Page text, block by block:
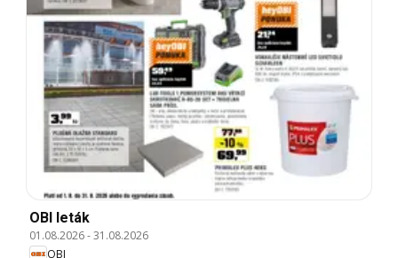
OBI leták
01.08.2026-31.08.2026
OBI